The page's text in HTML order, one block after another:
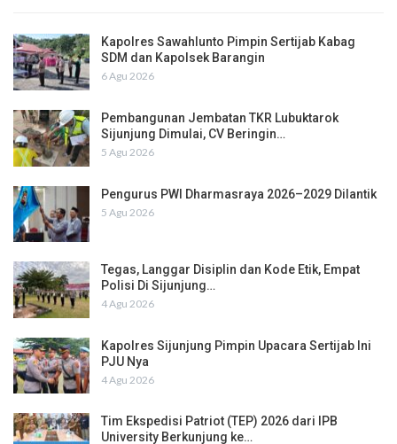
Kapolres Sawahlunto Pimpin Sertijab Kabag
SDM dan Kapolsek Barangin
6 Agu 2026
Pembangunan Jembatan TKR Lubuktarok
Sijunjung Dimulai, CV Beringin…
5 Agu 2026
Pengurus PWI Dharmasraya 2026–2029 Dilantik
5 Agu 2026
Tegas, Langgar Disiplin dan Kode Etik, Empat
Polisi Di Sijunjung…
4 Agu 2026
Kapolres Sijunjung Pimpin Upacara Sertijab Ini
PJU Nya
4 Agu 2026
Tim Ekspedisi Patriot (TEP) 2026 dari IPB
University Berkunjung ke…